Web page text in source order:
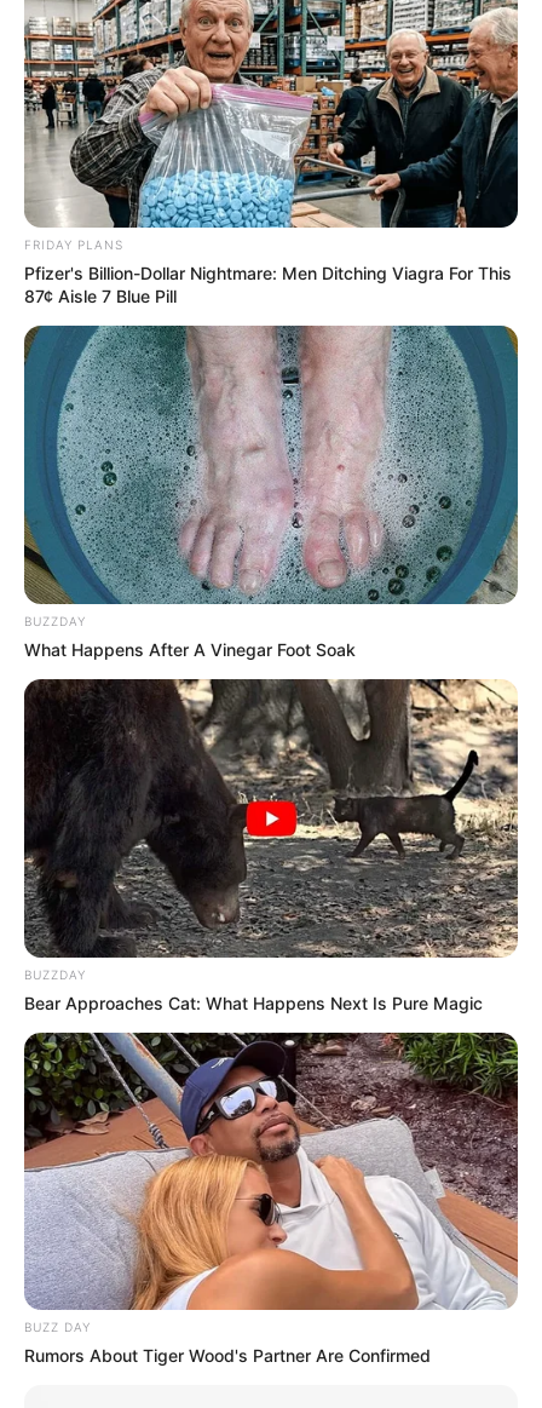
FRIDAY PLANS
Pfizer's Billion-Dollar Nightmare: Men Ditching Viagra For This
87¢ Aisle 7 Blue Pill
BUZZDAY
What Happens After A Vinegar Foot Soak
BUZZDAY
Bear Approaches Cat: What Happens Next Is Pure Magic
BUZZ DAY
Rumors About Tiger Wood's Partner Are Confirmed